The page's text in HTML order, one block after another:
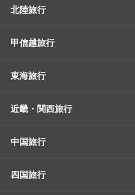
北陸旅行
甲信越旅行
東海旅行
近畿・関西旅行
中国旅行
四国旅行